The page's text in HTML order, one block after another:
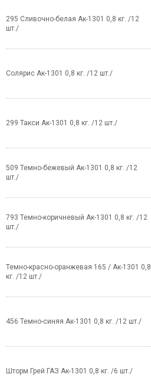
295 Сливочно-белая Ак-1301 0,8 кг. /12
шт./
Солярис Ак-1301 0,8 кг. /12 шт./
299 Такси Ак-1301 0,8 кг. /12 шт./
509 Темно-бежевый Ак-1301 0,8 кг. /12
шт./
793 Темно-коричневый Ак-1301 0,8 кг. /12
шт./
Темно-красно-оранжевая 165 / Ак-1301 0,8
кг. /12 шт./
456 Темно-синяя Ак-1301 0,8 кг. /12 шт./
Шторм Грей ГАЗ Ак-1301 0,8 кг. /6 шт./